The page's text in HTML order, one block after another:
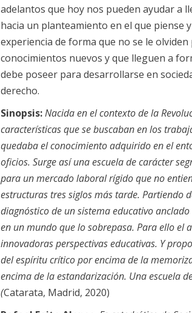
adelantos que hoy nos pueden ayudar a
hacia un planteamiento en el que piense
experiencia de forma que no se le
conocimientos nuevos y que lleguen a
debe poseer para desarrollarse en
derecho.
Sinopsis:Nacida en el contexto de la
características que se buscaban en los
quedaba el conocimiento adquirido en el
oficios. Surge así una escuela de carácter
para un mercado laboral rígido que no
estructuras tres siglos más tarde. Partiendo
diagnóstico de un sistema educativo
en un mundo que lo sobrepasa. Para ello el
innovadoras perspectivas educativas. Y
del espíritu crítico por encima de la
encima de la estandarización. Una escuela
(Catarata, Madrid, 2020)